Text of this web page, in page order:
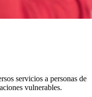
servicios a personas de
vulnerables.